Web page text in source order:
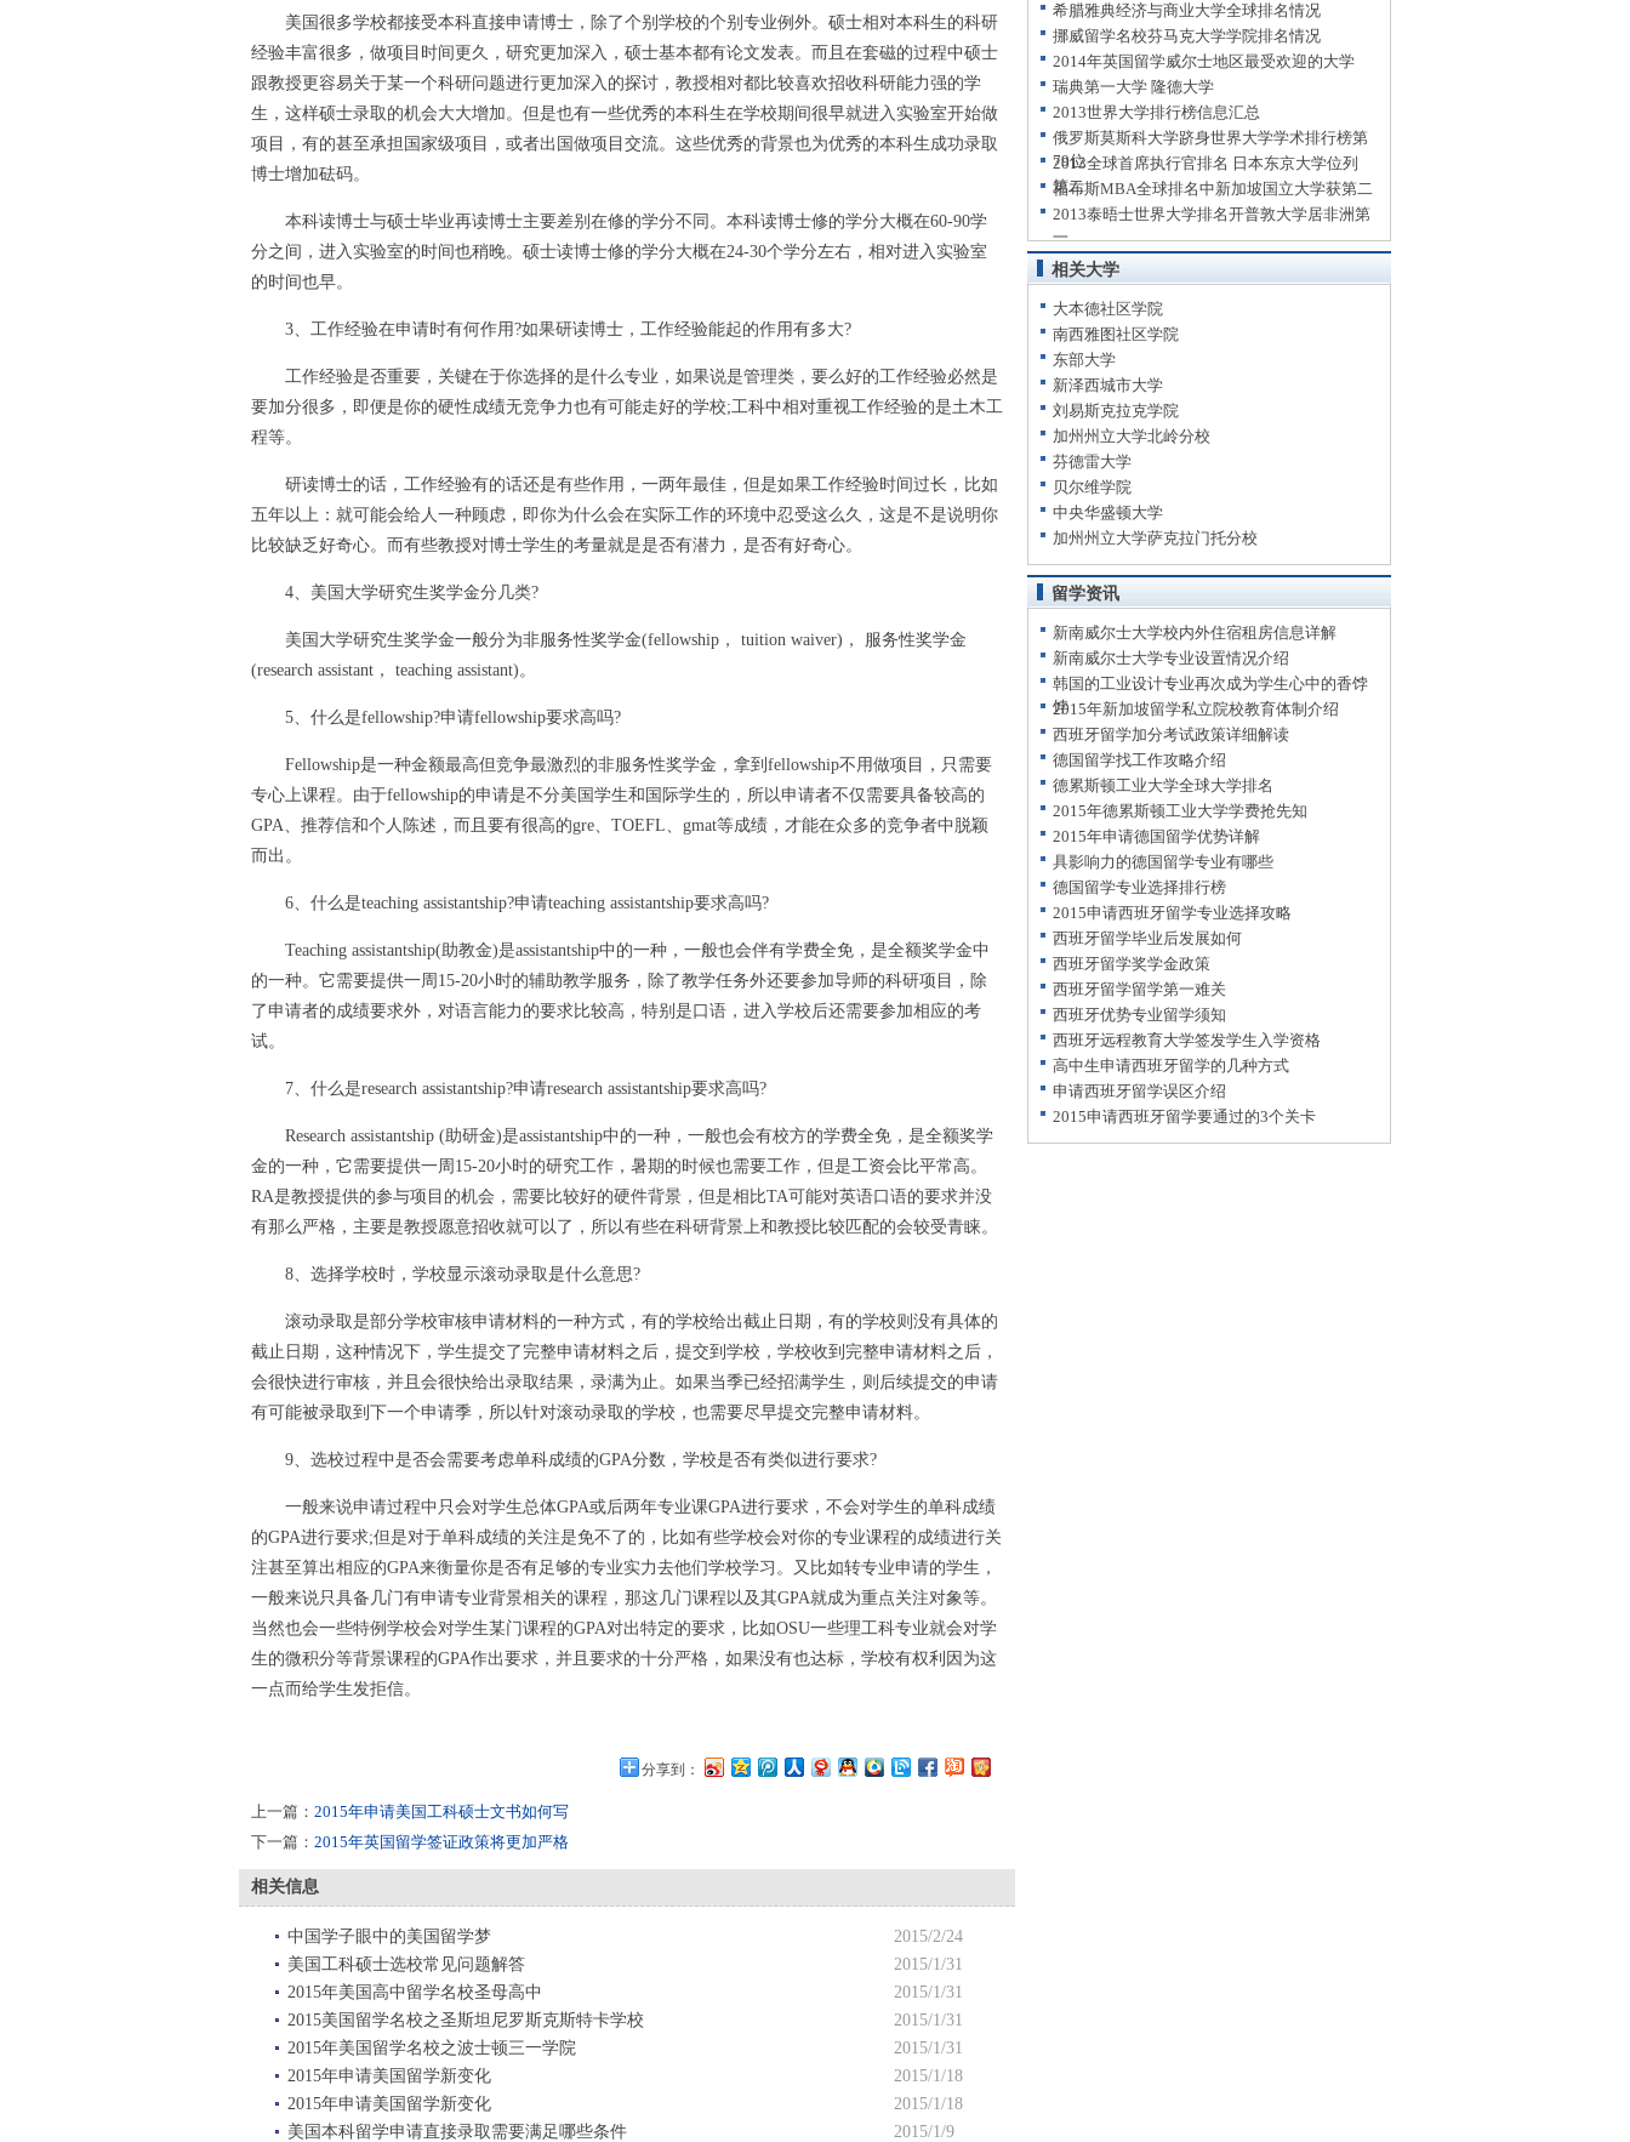
美国很多学校都接受本科直接申请博士，除了个别学校的个别专业例外。硕士相对本科生的科研
经验丰富很多，做项目时间更久，研究更加深入，硕士基本都有论文发表。而且在套磁的过程中硕士
跟教授更容易关于某一个科研问题进行更加深入的探讨，教授相对都比较喜欢招收科研能力强的学
生，这样硕士录取的机会大大增加。但是也有一些优秀的本科生在学校期间很早就进入实验室开始做
项目，有的甚至承担国家级项目，或者出国做项目交流。这些优秀的背景也为优秀的本科生成功录取
博士增加砝码。
本科读博士与硕士毕业再读博士主要差别在修的学分不同。本科读博士修的学分大概在60-90学
分之间，进入实验室的时间也稍晚。硕士读博士修的学分大概在24-30个学分左右，相对进入实验室
的时间也早。
3、工作经验在申请时有何作用?如果研读博士，工作经验能起的作用有多大?
工作经验是否重要，关键在于你选择的是什么专业，如果说是管理类，要么好的工作经验必然是
要加分很多，即便是你的硬性成绩无竞争力也有可能走好的学校;工科中相对重视工作经验的是土木工
程等。
研读博士的话，工作经验有的话还是有些作用，一两年最佳，但是如果工作经验时间过长，比如
五年以上：就可能会给人一种顾虑，即你为什么会在实际工作的环境中忍受这么久，这是不是说明你
比较缺乏好奇心。而有些教授对博士学生的考量就是是否有潜力，是否有好奇心。
4、美国大学研究生奖学金分几类?
美国大学研究生奖学金一般分为非服务性奖学金(fellowship， tuition waiver)， 服务性奖学金
(research assistant， teaching assistant)。
5、什么是fellowship?申请fellowship要求高吗?
Fellowship是一种金额最高但竞争最激烈的非服务性奖学金，拿到fellowship不用做项目，只需要
专心上课程。由于fellowship的申请是不分美国学生和国际学生的，所以申请者不仅需要具备较高的
GPA、推荐信和个人陈述，而且要有很高的gre、TOEFL、gmat等成绩，才能在众多的竞争者中脱颖
而出。
6、什么是teaching assistantship?申请teaching assistantship要求高吗?
Teaching assistantship(助教金)是assistantship中的一种，一般也会伴有学费全免，是全额奖学金中
的一种。它需要提供一周15-20小时的辅助教学服务，除了教学任务外还要参加导师的科研项目，除
了申请者的成绩要求外，对语言能力的要求比较高，特别是口语，进入学校后还需要参加相应的考
试。
7、什么是research assistantship?申请research assistantship要求高吗?
Research assistantship (助研金)是assistantship中的一种，一般也会有校方的学费全免，是全额奖学
金的一种，它需要提供一周15-20小时的研究工作，暑期的时候也需要工作，但是工资会比平常高。
RA是教授提供的参与项目的机会，需要比较好的硬件背景，但是相比TA可能对英语口语的要求并没
有那么严格，主要是教授愿意招收就可以了，所以有些在科研背景上和教授比较匹配的会较受青睐。
8、选择学校时，学校显示滚动录取是什么意思?
滚动录取是部分学校审核申请材料的一种方式，有的学校给出截止日期，有的学校则没有具体的
截止日期，这种情况下，学生提交了完整申请材料之后，提交到学校，学校收到完整申请材料之后，
会很快进行审核，并且会很快给出录取结果，录满为止。如果当季已经招满学生，则后续提交的申请
有可能被录取到下一个申请季，所以针对滚动录取的学校，也需要尽早提交完整申请材料。
9、选校过程中是否会需要考虑单科成绩的GPA分数，学校是否有类似进行要求?
一般来说申请过程中只会对学生总体GPA或后两年专业课GPA进行要求，不会对学生的单科成绩
的GPA进行要求;但是对于单科成绩的关注是免不了的，比如有些学校会对你的专业课程的成绩进行关
注甚至算出相应的GPA来衡量你是否有足够的专业实力去他们学校学习。又比如转专业申请的学生，
一般来说只具备几门有申请专业背景相关的课程，那这几门课程以及其GPA就成为重点关注对象等。
当然也会一些特例学校会对学生某门课程的GPA对出特定的要求，比如OSU一些理工科专业就会对学
生的微积分等背景课程的GPA作出要求，并且要求的十分严格，如果没有也达标，学校有权利因为这
一点而给学生发拒信。
分享到：
上一篇： 2015年申请美国工科硕士文书如何写
下一篇： 2015年英国留学签证政策将更加严格
相关信息
2015/2/24
中国学子眼中的美国留学梦
2015/1/31
美国工科硕士选校常见问题解答
2015/1/31
2015年美国高中留学名校圣母高中
2015/1/31
2015美国留学名校之圣斯坦尼罗斯克斯特卡学校
2015/1/31
2015年美国留学名校之波士顿三一学院
2015/1/18
2015年申请美国留学新变化
2015/1/18
2015年申请美国留学新变化
2015/1/9
美国本科留学申请直接录取需要满足哪些条件
希腊雅典经济与商业大学全球排名情况
挪威留学名校芬马克大学学院排名情况
2014年英国留学威尔士地区最受欢迎的大学
瑞典第一大学 隆德大学
2013世界大学排行榜信息汇总
俄罗斯莫斯科大学跻身世界大学学术排行榜第
79位
2013全球首席执行官排名 日本东京大学位列
第二
福布斯MBA全球排名中新加坡国立大学获第二
2013泰晤士世界大学排名开普敦大学居非洲第
一
相关大学
大本德社区学院
南西雅图社区学院
东部大学
新泽西城市大学
刘易斯克拉克学院
加州州立大学北岭分校
芬德雷大学
贝尔维学院
中央华盛顿大学
加州州立大学萨克拉门托分校
留学资讯
新南威尔士大学校内外住宿租房信息详解
新南威尔士大学专业设置情况介绍
韩国的工业设计专业再次成为学生心中的香饽
饽
2015年新加坡留学私立院校教育体制介绍
西班牙留学加分考试政策详细解读
德国留学找工作攻略介绍
德累斯顿工业大学全球大学排名
2015年德累斯顿工业大学学费抢先知
2015年申请德国留学优势详解
具影响力的德国留学专业有哪些
德国留学专业选择排行榜
2015申请西班牙留学专业选择攻略
西班牙留学毕业后发展如何
西班牙留学奖学金政策
西班牙留学留学第一难关
西班牙优势专业留学须知
西班牙远程教育大学签发学生入学资格
高中生申请西班牙留学的几种方式
申请西班牙留学误区介绍
2015申请西班牙留学要通过的3个关卡